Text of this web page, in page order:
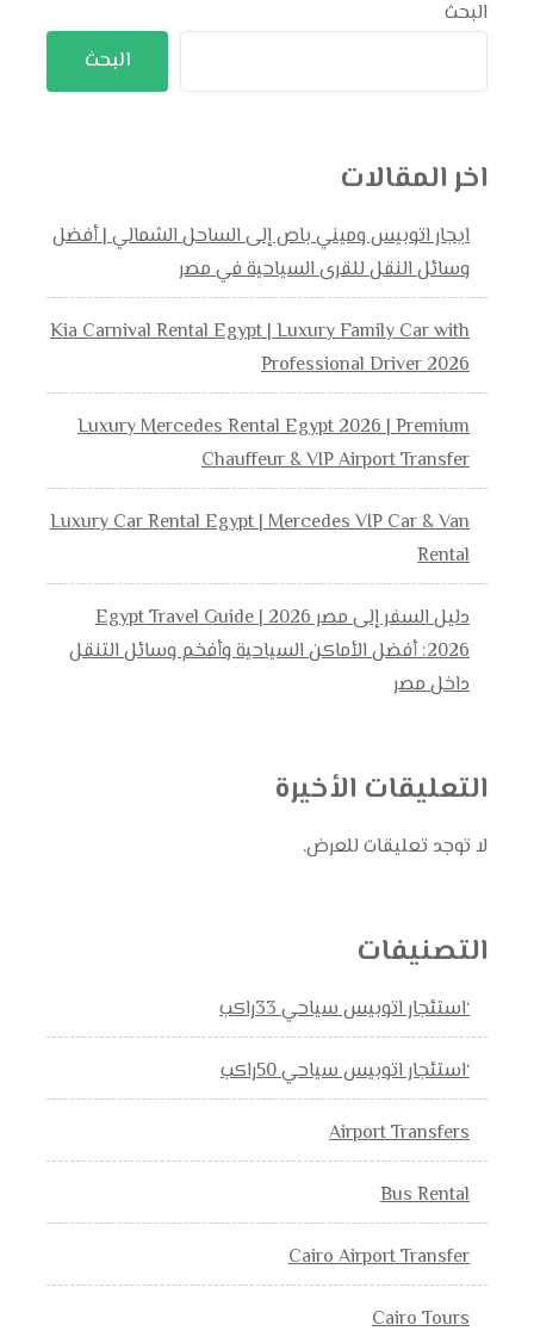
البحث
البحث
اخر المقالات
ايجار اتوبيس وميني باص إلى الساحل الشمالي | أفضل
وسائل النقل للقرى السياحية في مصر
Kia Carnival Rental Egypt | Luxury Family Car with
Professional Driver 2026
Luxury Mercedes Rental Egypt 2026 | Premium
Chauffeur & VIP Airport Transfer
Luxury Car Rental Egypt | Mercedes VIP Car & Van
Rental
دليل السفر إلى مصر 2026 | Egypt Travel Guide
2026: أفضل الأماكن السياحية وأفخم وسائل التنقل
داخل مصر
التعليقات الأخيرة
لا توجد تعليقات للعرض.
التصنيفات
‘استئجار اتوبيس سياحي 33راكب
‘استئجار اتوبيس سياحي 50راكب
Airport Transfers
Bus Rental
Cairo Airport Transfer
Cairo Tours